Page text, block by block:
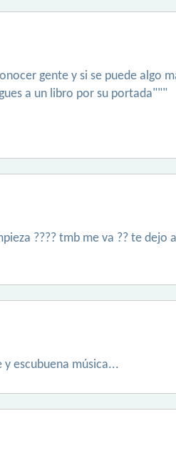
gente y si se puede algo
a un libro por su portada"""
???? tmb me va ?? te
escubuena música...